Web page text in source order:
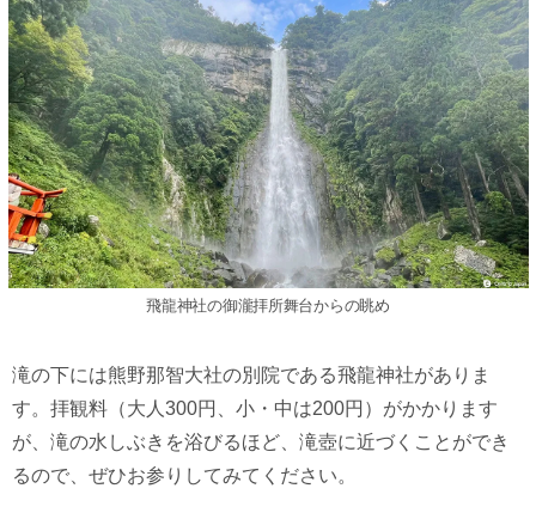
飛龍神社の御瀧拝所舞台からの眺め
滝の下には熊野那智大社の別院である飛龍神社がありま
す。拝観料（大人300円、小・中は200円）がかかります
が、滝の水しぶきを浴びるほど、滝壺に近づくことができ
るので、ぜひお参りしてみてください。